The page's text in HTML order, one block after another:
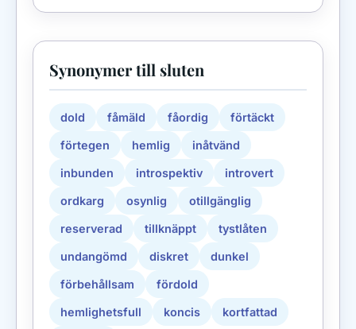
Synonymer till sluten
dold fåmäld fåordig förtäckt
förtegen hemlig inåtvänd
inbunden introspektiv introvert
ordkarg osynlig otillgänglig
reserverad tillknäppt tystlåten
undangömd diskret dunkel
förbehållsam fördold
hemlighetsfull koncis kortfattad